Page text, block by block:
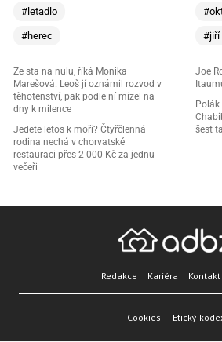
#letadlo
#herec
Ze sta na nulu, říká Monika
Marešová. Leoš jí oznámil rozvod v
těhotenství, pak podle ní mizel na
dny k milence
Jedete letos k moři? Čtyřčlenná
rodina nechá v chorvatské
restauraci přes 2 000 Kč za jednu
večeři
#jiří
Joe
šest
Redakce Kariéra Kontakt
Cookies Etický